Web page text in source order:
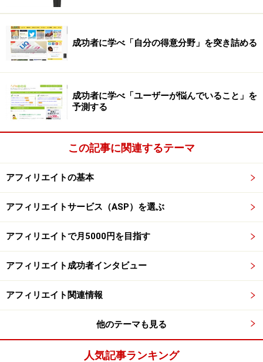
ンジンで答えを求めようとします。
もし検索ユーザーがグリーンスムージーダイエットに挑
戦しようと思っているときに、友人から「グリーンスム
ージーダイエットに挑戦したけど効果が無かった。」と
いう話を聞いてしまったらどう思うでしょうか？
があるの？」と疑問に感じるはずです。そして疑問を解
たは「グリーンスムージーダイエット 失敗」というよ
うなキーワードで検索して疑問を解消しようとするでし
ょう。
潜在的な検索キーワードを探すときは、様々なサイトや
てはいけません。
ードに対して検索する人はどのような事を考えているの
か？」という潜在的なニーズを予測したり仮説をたてる
ことで見つかる検索キーワードだからです。
成功者に学べ「自分の得意分野」を突き詰める
成功者に学べ「ユーザーが悩んでいること」を
予測する
この記事に関連するテーマ
アフィリエイトの基本
アフィリエイトサービス（ASP）を選ぶ
アフィリエイトで月5000円を目指す
アフィリエイト成功者インタビュー
アフィリエイト関連情報
他のテーマも見る
人気記事ランキング